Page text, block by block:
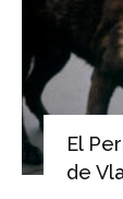
El
de